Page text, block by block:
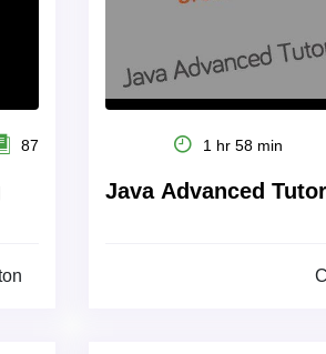
1 hr 58 min
Java Advanced
87 الدرس